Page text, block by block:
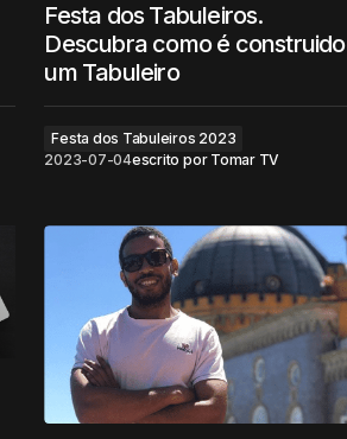
Festa dos Tabuleiros.
Descubra como é construido
um Tabuleiro
Festa dos Tabuleiros 2023
2023-07-04escrito por Tomar TV